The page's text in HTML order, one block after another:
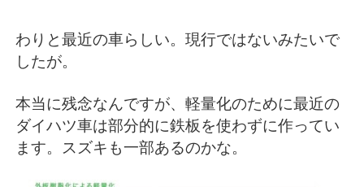
わりと最近の車らしい。現行ではないみたいで
したが。
本当に残念なんですが、軽量化のために最近の
ダイハツ車は部分的に鉄板を使わずに作ってい
ます。スズキも一部あるのかな。